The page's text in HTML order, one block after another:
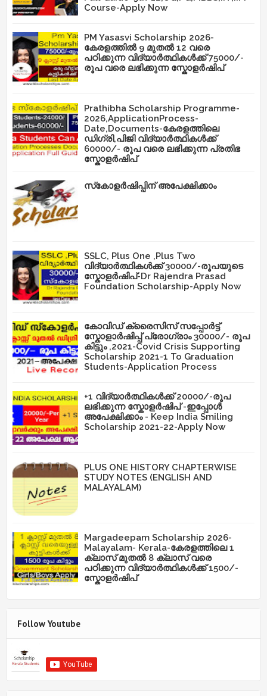
Course-Apply Now
PM Yasasvi Scholarship 2026-
കേരളത്തിൽ 9 മുതൽ 12 വരെ
പഠിക്കുന്ന വിദ്യാർത്ഥികൾക്ക് 75000/-
രൂപ വരെ ലഭിക്കുന്ന സ്കോളർഷിപ്
Prathibha Scholarship Programme-
2026,ApplicationProcess-
Date,Documents-കേരളത്തിലെ
ഡിഗ്രി,പിജി വിദ്യാർത്ഥികൾക്ക്
60000/- രൂപ വരെ ലഭിക്കുന്ന പ്രതിഭ
സ്കോളർഷിപ്
സ്‌കോളർഷിപ്പിന് അപേക്ഷിക്കാം
SSLC, Plus One ,Plus Two
വിദ്യാർത്ഥികൾക്ക് 30000/-രൂപയുടെ
സ്കോളർഷിപ്-Dr Rajendra Prasad
Foundation Scholarship-Apply Now
കോവിഡ് ക്രൈസിസ് സപ്പോർട്ട്
സ്കോളാർഷിപ്പ് പ്രോഗ്രാം 30000/- രൂപ
കിട്ടും ,2021-Covid Crisis Supporting
Scholarship 2021-1 To Graduation
Students-Application Process
+1 വിദ്യാർത്ഥികൾക്ക് 20000/-രൂപ
ലഭിക്കുന്ന സ്കോളർഷിപ് -ഇപ്പോൾ
അപേക്ഷിക്കാം - Keep India Smiling
Scholarship 2021-22-Apply Now
PLUS ONE HISTORY CHAPTERWISE
STUDY NOTES (ENGLISH AND
MALAYALAM)
Margadeepam Scholarship 2026-
Malayalam- Kerala-കേരളത്തിലെ 1
ക്ലാസ് മുതൽ 8 ക്ലാസ് വരെ
പഠിക്കുന്ന വിദ്യാർത്ഥികൾക്ക് 1500/-
സ്കോളർഷിപ്
Follow Youtube